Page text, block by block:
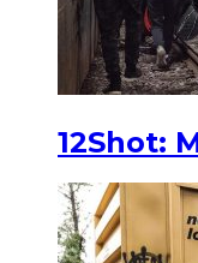
12Shot: